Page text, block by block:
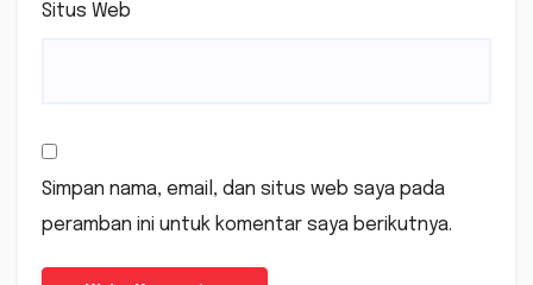
Situs Web
Simpan nama, email, dan situs web saya pada
peramban ini untuk komentar saya berikutnya.